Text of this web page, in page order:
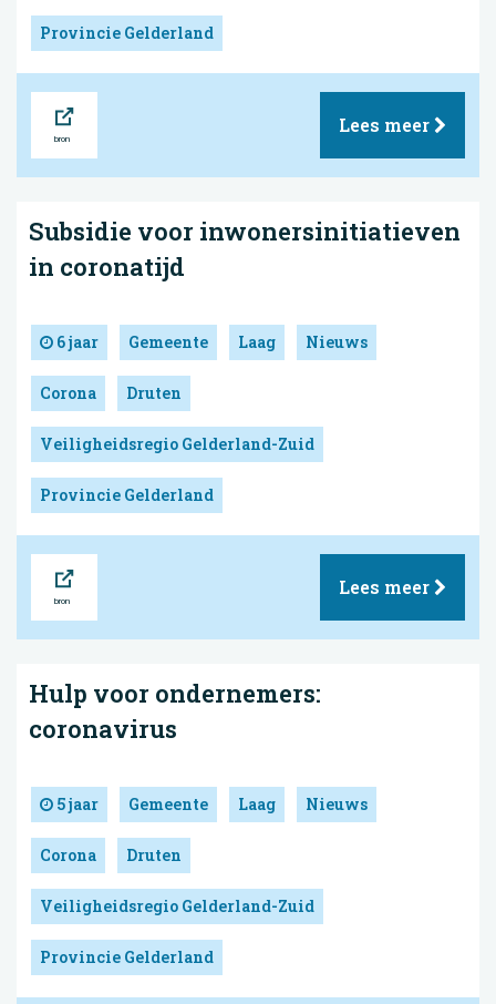
Provincie Gelderland
Lees meer
Subsidie voor inwonersinitiatieven
in coronatijd
6 jaar Gemeente Laag Nieuws
Corona Druten
Veiligheidsregio Gelderland-Zuid
Provincie Gelderland
Lees meer
Hulp voor ondernemers:
coronavirus
5 jaar Gemeente Laag Nieuws
Corona Druten
Veiligheidsregio Gelderland-Zuid
Provincie Gelderland